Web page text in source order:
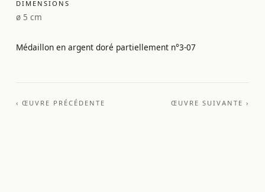
DIMENSIONS
ø 5 cm
Médaillon en argent doré partiellement n°3-07
‹ ŒUVRE PRÉCÉDENTE ŒUVRE SUIVANTE ›